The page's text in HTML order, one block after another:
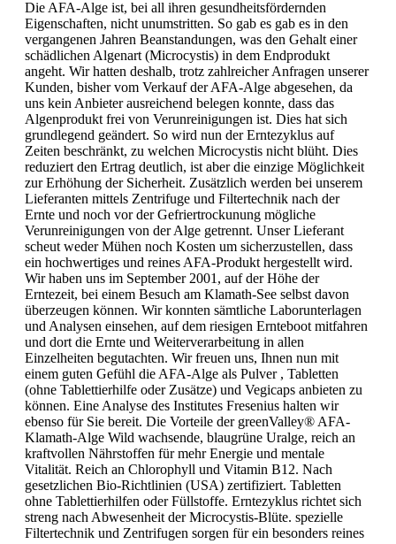
Die AFA-Alge ist, bei all ihren gesundheitsfördernden
Eigenschaften, nicht unumstritten. So gab es gab es in den
vergangenen Jahren Beanstandungen, was den Gehalt einer
schädlichen Algenart (Microcystis) in dem Endprodukt
angeht. Wir hatten deshalb, trotz zahlreicher Anfragen unserer
Kunden, bisher vom Verkauf der AFA-Alge abgesehen, da
uns kein Anbieter ausreichend belegen konnte, dass das
Algenprodukt frei von Verunreinigungen ist. Dies hat sich
grundlegend geändert. So wird nun der Erntezyklus auf
Zeiten beschränkt, zu welchen Microcystis nicht blüht. Dies
reduziert den Ertrag deutlich, ist aber die einzige Möglichkeit
zur Erhöhung der Sicherheit. Zusätzlich werden bei unserem
Lieferanten mittels Zentrifuge und Filtertechnik nach der
Ernte und noch vor der Gefriertrockunung mögliche
Verunreinigungen von der Alge getrennt. Unser Lieferant
scheut weder Mühen noch Kosten um sicherzustellen, dass
ein hochwertiges und reines AFA-Produkt hergestellt wird.
Wir haben uns im September 2001, auf der Höhe der
Erntezeit, bei einem Besuch am Klamath-See selbst davon
überzeugen können. Wir konnten sämtliche Laborunterlagen
und Analysen einsehen, auf dem riesigen Ernteboot mitfahren
und dort die Ernte und Weiterverarbeitung in allen
Einzelheiten begutachten. Wir freuen uns, Ihnen nun mit
einem guten Gefühl die AFA-Alge als Pulver , Tabletten
(ohne Tablettierhilfe oder Zusätze) und Vegicaps anbieten zu
können. Eine Analyse des Institutes Fresenius halten wir
ebenso für Sie bereit. Die Vorteile der greenValley® AFA-
Klamath-Alge Wild wachsende, blaugrüne Uralge, reich an
kraftvollen Nährstoffen für mehr Energie und mentale
Vitalität. Reich an Chlorophyll und Vitamin B12. Nach
gesetzlichen Bio-Richtlinien (USA) zertifiziert. Tabletten
ohne Tablettierhilfen oder Füllstoffe. Erntezyklus richtet sich
streng nach Abwesenheit der Microcystis-Blüte. spezielle
Filtertechnik und Zentrifugen sorgen für ein besonders reines